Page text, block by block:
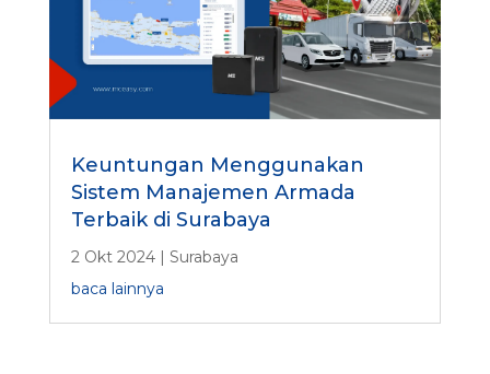
Keuntungan Menggunakan
Sistem Manajemen Armada
Terbaik di Surabaya
2 Okt 2024| Surabaya
baca lainnya